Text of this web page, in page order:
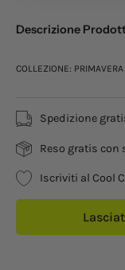
Descrizione
COLLEZIONE: PRIMAVERA
Spedizione
Reso gratis con
Iscriviti al Cool